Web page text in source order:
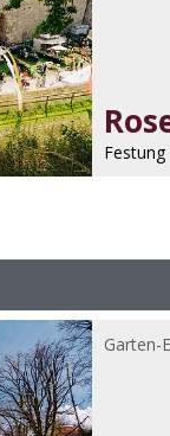
Garten-